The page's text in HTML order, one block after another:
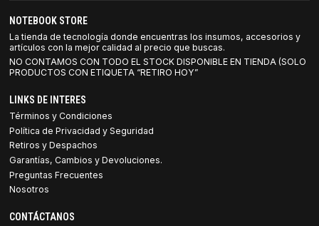
NOTEBOOK STORE
La tienda de tecnología donde encuentras los insumos, accesorios y
artículos con la mejor calidad al precio que buscas.
NO CONTAMOS CON TODO EL STOCK DISPONIBLE EN TIENDA (SOLO
PRODUCTOS CON ETIQUETA “RETIRO HOY”
LINKS DE INTERES
Términos y Condiciones
Política de Privacidad y Seguridad
Retiros y Despachos
Garantías, Cambios y Devoluciones.
Preguntas Frecuentes
Nosotros
CONTÁCTANOS